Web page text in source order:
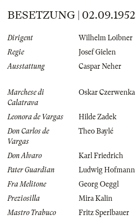
BESETZUNG | 02.09.1952
Dirigent
Wilhelm Loibner
Regie
Josef Gielen
Ausstattung
Caspar Neher
Marchese di
Calatrava
Oskar Czerwenka
Leonora de Vargas
Hilde Zadek
Don Carlos de
Vargas
Theo Baylé
Don Alvaro
Karl Friedrich
Pater Guardian
Ludwig Hofmann
Fra Melitone
Georg Oeggl
Preziosilla
Mira Kalin
Mastro Trabuco
Fritz Sperlbauer